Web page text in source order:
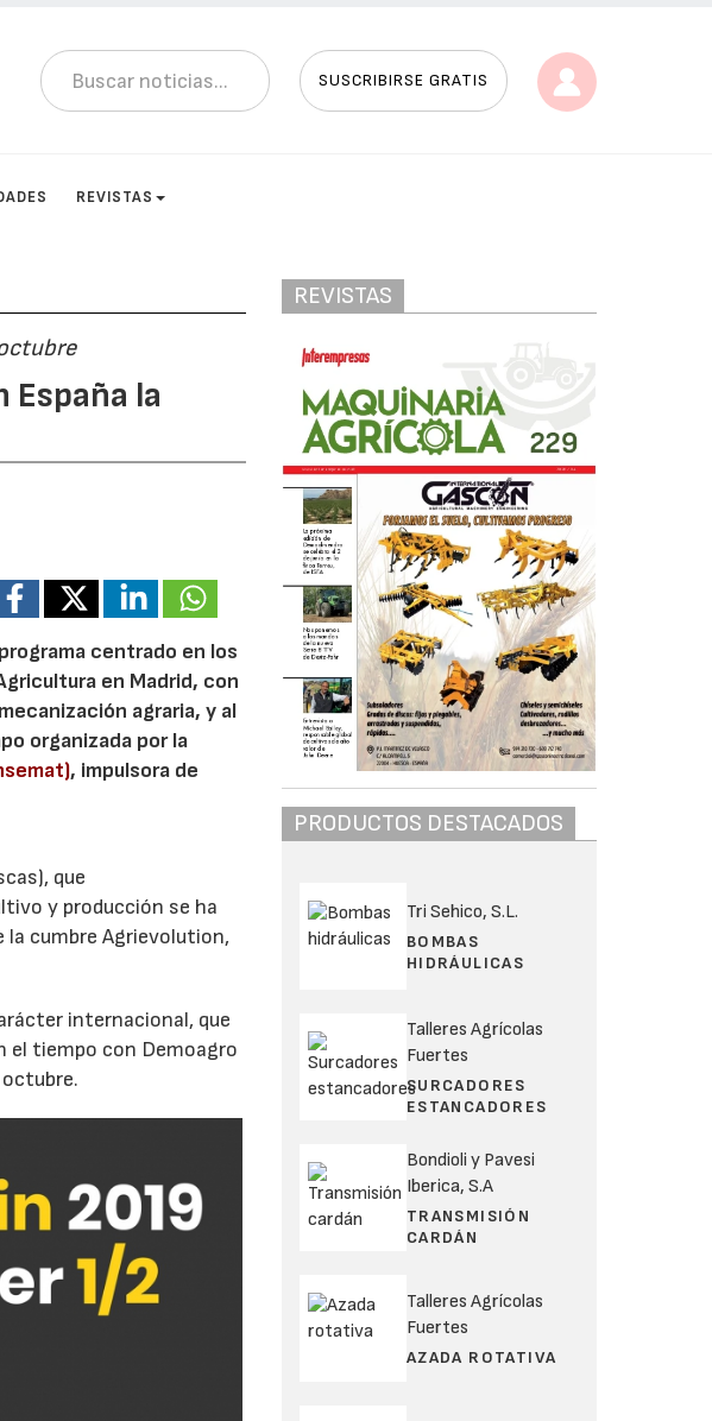
SUSCRIBIRSE GRATIS
REVISTAS
la
centrado en los
en Madrid, con
agraria, y al
organizada por la
, impulsora de
que
y producción se ha
cumbre Agrievolution,
internacional, que
el tiempo con Demoagro
REVISTAS
PRODUCTOS DESTACADOS
Tri Sehico, S.L.
BOMBAS
HIDRÁULICAS
Talleres Agrícolas
Fuertes
SURCADORES
ESTANCADORES
Bondioli y Pavesi
Iberica, S.A
TRANSMISIÓN
CARDÁN
Talleres Agrícolas
Fuertes
AZADA ROTATIVA